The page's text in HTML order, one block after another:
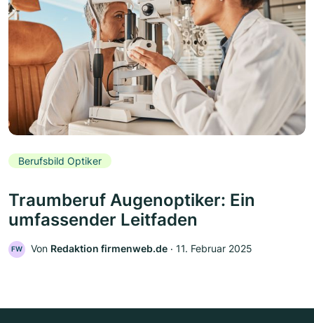
Berufsbild Optiker
Traumberuf Augenoptiker: Ein
umfassender Leitfaden
FW Von Redaktion firmenweb.de ‧ 11. Februar 2025